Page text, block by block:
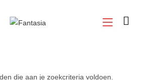
die aan je zoekcriteria voldoen.